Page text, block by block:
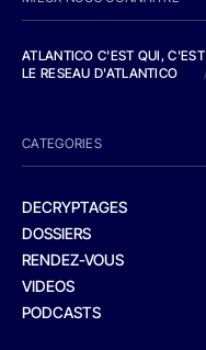
ATLANTICO C'EST QUI,
LE RESEAU D'ATLANTICO
CATEGORIES
DECRYPTAGES
DOSSIERS
RENDEZ-VOUS
VIDEOS
PODCASTS